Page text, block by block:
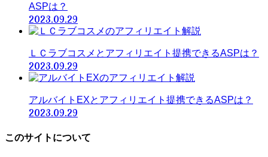
ASPは？
2023.09.29
ＬＣラブコスメとアフィリエイト提携できるASPは？
2023.09.29
アルバイトEXとアフィリエイト提携できるASPは？
2023.09.29
このサイトについて